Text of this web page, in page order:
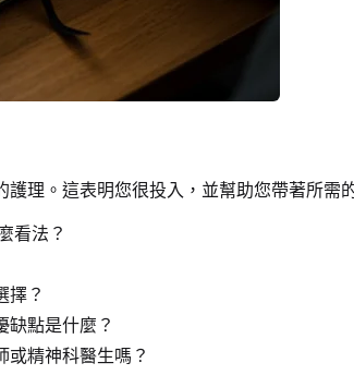
理。這表明您很投入，並幫助您帶著所需
看法？
擇？
缺點是什麼？
或精神科醫生嗎？